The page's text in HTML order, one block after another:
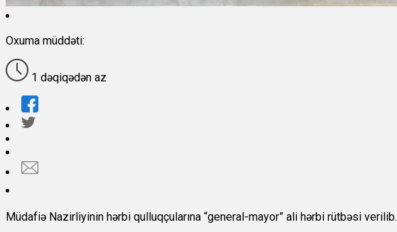
Oxuma müddəti:
1 dəqiqədən az
Müdafiə Nazirliyinin hərbi qulluqçularına “general-mayor” ali hərbi rütbəsi verilib.